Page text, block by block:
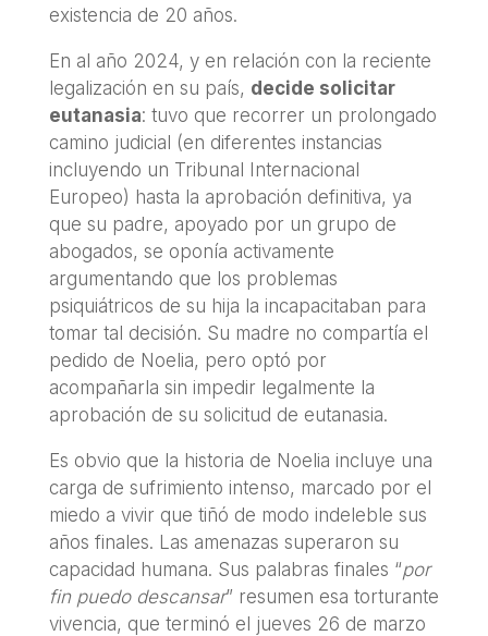
existencia de 20 años.
En al año 2024, y en relación con la reciente
legalización en su país, decide solicitar
eutanasia: tuvo que recorrer un prolongado
camino judicial (en diferentes instancias
incluyendo un Tribunal Internacional
Europeo) hasta la aprobación definitiva, ya
que su padre, apoyado por un grupo de
abogados, se oponía activamente
argumentando que los problemas
psiquiátricos de su hija la incapacitaban para
tomar tal decisión. Su madre no compartía el
pedido de Noelia, pero optó por
acompañarla sin impedir legalmente la
aprobación de su solicitud de eutanasia.
Es obvio que la historia de Noelia incluye una
carga de sufrimiento intenso, marcado por el
miedo a vivir que tiñó de modo indeleble sus
años finales. Las amenazas superaron su
capacidad humana. Sus palabras finales “por
fin puedo descansar” resumen esa torturante
vivencia, que terminó el jueves 26 de marzo